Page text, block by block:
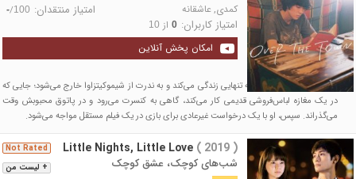
کمدی, عاشقانه امتیاز منتقدان: -/100
امتیاز کاربران: 0از 10
امکان پخش آنلاین
آراکاوا آئو با خوشحالی و به تنهایی زندگی می‌کند و به ندرت از شیموکیتزاوا خارج می‌شود؛ جایی که
در یک مغازه لباس‌فروشی قدیمی کار می‌کند، گاهی به کنسرت می‌رود و در پاتوق محبوبش وقت
می‌گذراند. سپس، او با یک درخواست غیرعادی برای بازی در یک فیلم مستقل مواجه می‌شود.
+ لیست من
Not Rated Little Nights, Little Love ( 2019 )
شب‌های کوچک، عشق کوچک